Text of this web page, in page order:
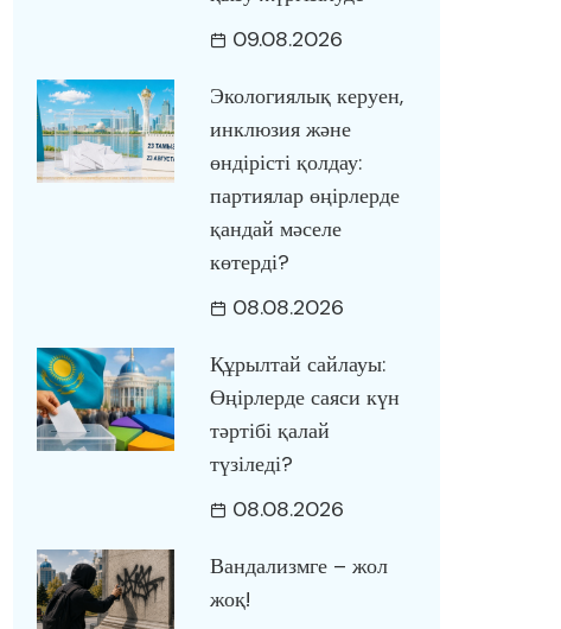
09.08.2026
Экологиялық керуен,
инклюзия және
өндірісті қолдау:
партиялар өңірлерде
қандай мәселе
көтерді?
08.08.2026
Құрылтай сайлауы:
Өңірлерде саяси күн
тәртібі қалай
түзіледі?
08.08.2026
Вандализмге – жол
жоқ!